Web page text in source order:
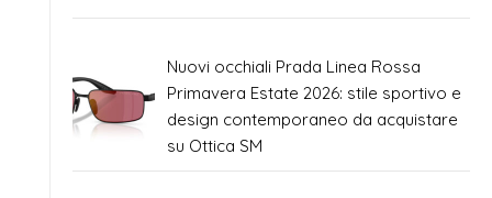
Nuovi occhiali Prada Linea Rossa
Primavera Estate 2026: stile sportivo e
design contemporaneo da acquistare
su Ottica SM